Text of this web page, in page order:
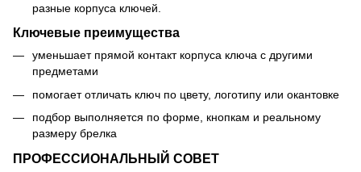
разные корпуса ключей.
Ключевые преимущества
уменьшает прямой контакт корпуса ключа с другими
предметами
помогает отличать ключ по цвету, логотипу или окантовке
подбор выполняется по форме, кнопкам и реальному
размеру брелка
ПРОФЕССИОНАЛЬНЫЙ СОВЕТ